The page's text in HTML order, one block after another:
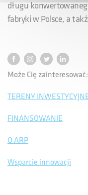
długu
fabryki w Polsce, a
Może Cię zainteresować:
TERENY
FINANSOWANIE
O ARP
Wsparcie innowacji